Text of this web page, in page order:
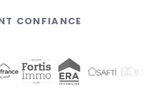
CONFIANCE